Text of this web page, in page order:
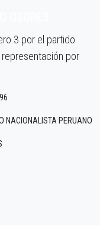
3 por el partido
representación por
NACIONALISTA PERUANO